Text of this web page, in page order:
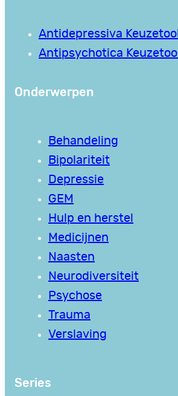
Antidepressiva Keuzetool
Antipsychotica Keuzetool
Onderwerpen
Behandeling
Bipolariteit
Depressie
GEM
Hulp en herstel
Medicijnen
Naasten
Neurodiversiteit
Psychose
Trauma
Verslaving
Series